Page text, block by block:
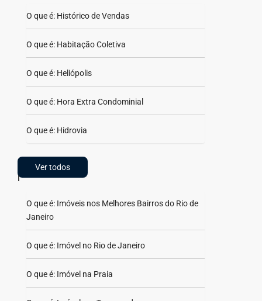
O que é: Histórico de Vendas
O que é: Habitação Coletiva
O que é: Heliópolis
O que é: Hora Extra Condominial
O que é: Hidrovia
Ver todos
I
O que é: Imóveis nos Melhores Bairros do Rio de
Janeiro
O que é: Imóvel no Rio de Janeiro
O que é: Imóvel na Praia